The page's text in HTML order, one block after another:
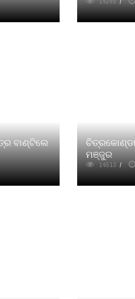
ବାଣ୍ଟିଲେ
ମଞ୍ଜୁର
14513